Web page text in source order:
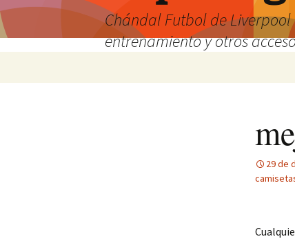
Chándal Futbol de
entrenamiento y otros
29 de